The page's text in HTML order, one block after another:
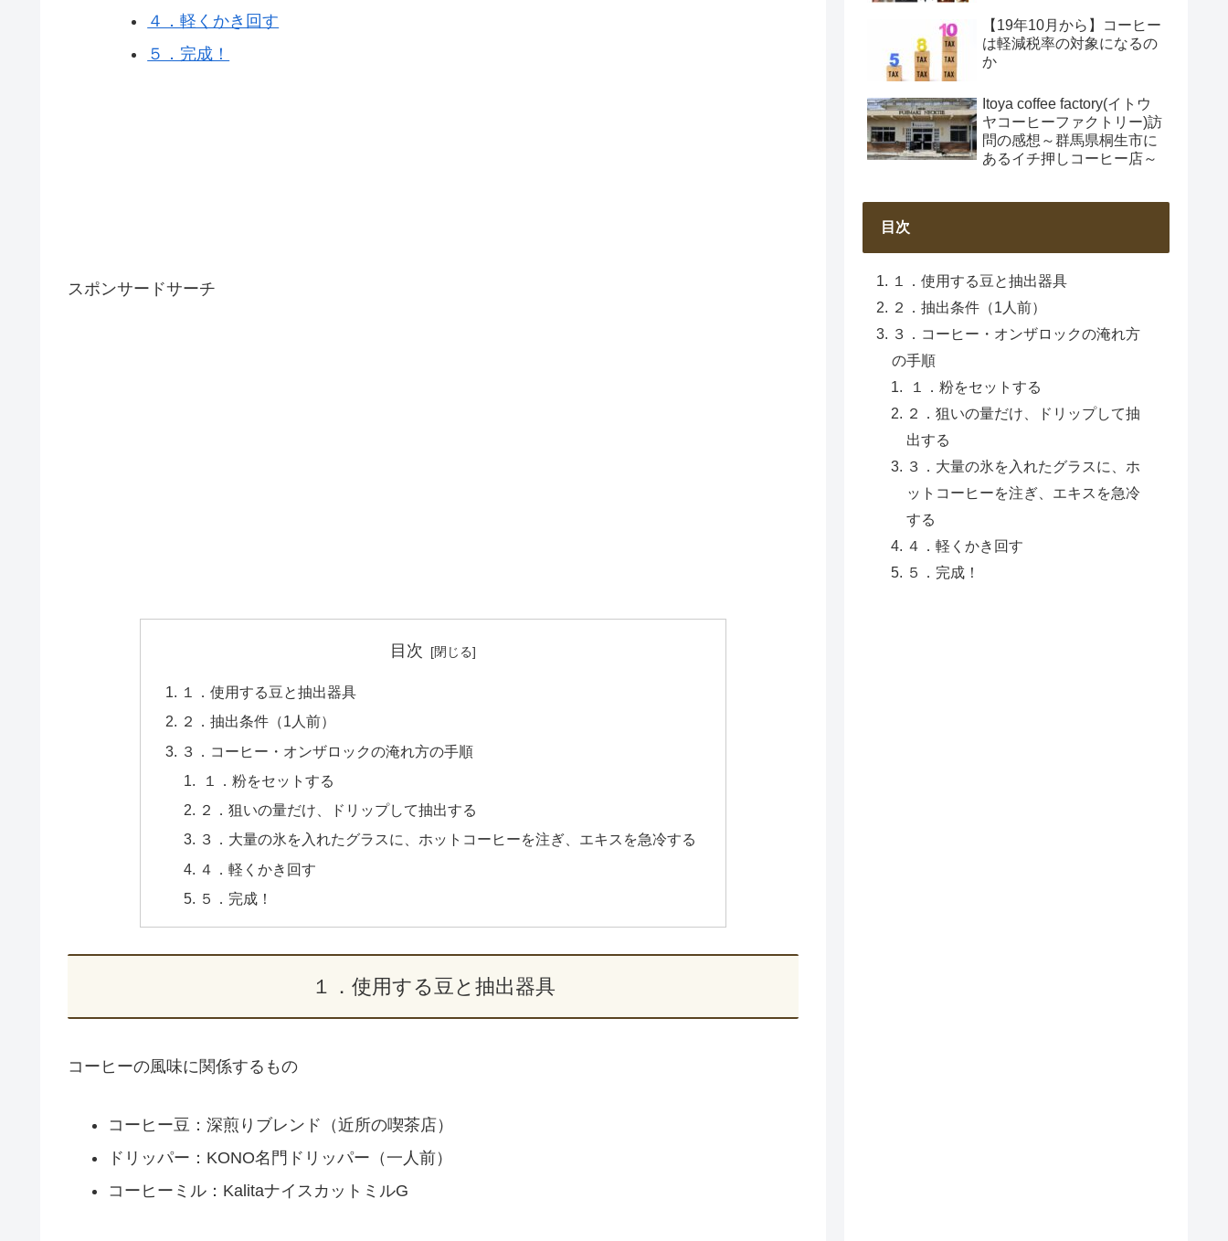
４．軽くかき回す
５．完成！
スポンサードサーチ
目次
１．使用する豆と抽出器具
２．抽出条件（1人前）
３．コーヒー・オンザロックの淹れ方の手順
１．粉をセットする
２．狙いの量だけ、ドリップして抽出する
３．大量の氷を入れたグラスに、ホットコーヒーを注ぎ、エキスを急冷する
４．軽くかき回す
５．完成！
１．使用する豆と抽出器具
コーヒーの風味に関係するもの
コーヒー豆：深煎りブレンド（近所の喫茶店）
ドリッパー：KONO名門ドリッパー（一人前）
コーヒーミル：KalitaナイスカットミルG
【19年10月から】コーヒー
は軽減税率の対象になるの
か
Itoya coffee factory(イトウ
ヤコーヒーファクトリー)訪
問の感想～群馬県桐生市に
あるイチ押しコーヒー店～
目次
１．使用する豆と抽出器具
２．抽出条件（1人前）
３．コーヒー・オンザロックの淹れ方
の手順
１．粉をセットする
２．狙いの量だけ、ドリップして抽
出する
３．大量の氷を入れたグラスに、ホ
ットコーヒーを注ぎ、エキスを急冷
する
４．軽くかき回す
５．完成！